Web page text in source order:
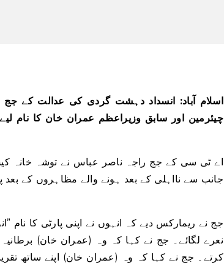
اسلام آباد: انسداد دہشت گردی کی عدالت کے
اے ٹی سی کے جج راجہ ناصر عباس نے توشہ خانہ
جانب سے نااہلی کے بعد ہونے والے مظاہروں کے
جج نے ریمارکس دیے کہ انہوں نے اپنی پارٹی کا نام
نعرے لگائے۔ جج نے کہا کہ وہ (عمران خان)